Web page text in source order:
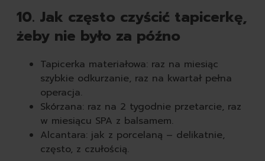
10. Jak często czyścić tapicerkę,
żeby nie było za późno
Tapicerka materiałowa: raz na miesiąc
szybkie odkurzanie, raz na kwartał pełna
operacja.
Skórzana: raz na 2 tygodnie przetarcie, raz
w miesiącu SPA z balsamem.
Alcantara: jak z porcelaną – delikatnie,
często, z czułością.